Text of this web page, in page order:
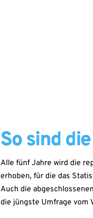
So sind
Alle fünf Jahre wird die
erhoben, für die das
Auch die
die jüngste Umfrage vom